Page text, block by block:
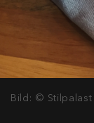
Bild: © Stilpalast